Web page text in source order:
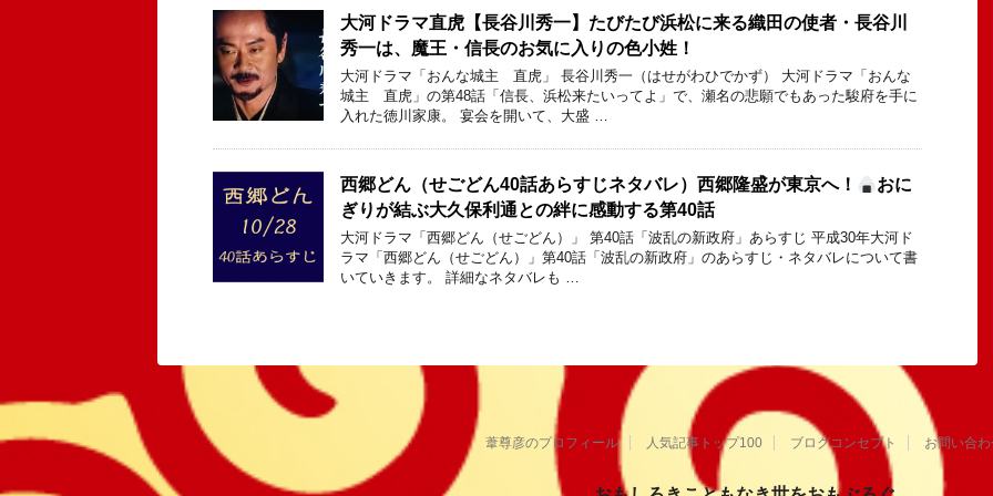
大河ドラマ直虎【長谷川秀一】たびたび浜松に来る織田の使者・長谷川
秀一は、魔王・信長のお気に入りの色小姓！
大河ドラマ「おんな城主 直虎」 長谷川秀一（はせがわひでかず） 大河ドラマ「おんな
城主 直虎」の第48話「信長、浜松来たいってよ」で、瀬名の悲願でもあった駿府を手に
入れた徳川家康。 宴会を開いて、大盛 …
西郷どん（せごどん40話あらすじネタバレ）西郷隆盛が東京へ！
おに
ぎりが結ぶ大久保利通との絆に感動する第40話
大河ドラマ「西郷どん（せごどん）」 第40話「波乱の新政府」あらすじ 平成30年大河ド
ラマ「西郷どん（せごどん）」第40話「波乱の新政府」のあらすじ・ネタバレについて書
いていきます。 詳細なネタバレも …
葦尊彦のプロフィール 人気記事トップ100 ブログコンセプト お問い合